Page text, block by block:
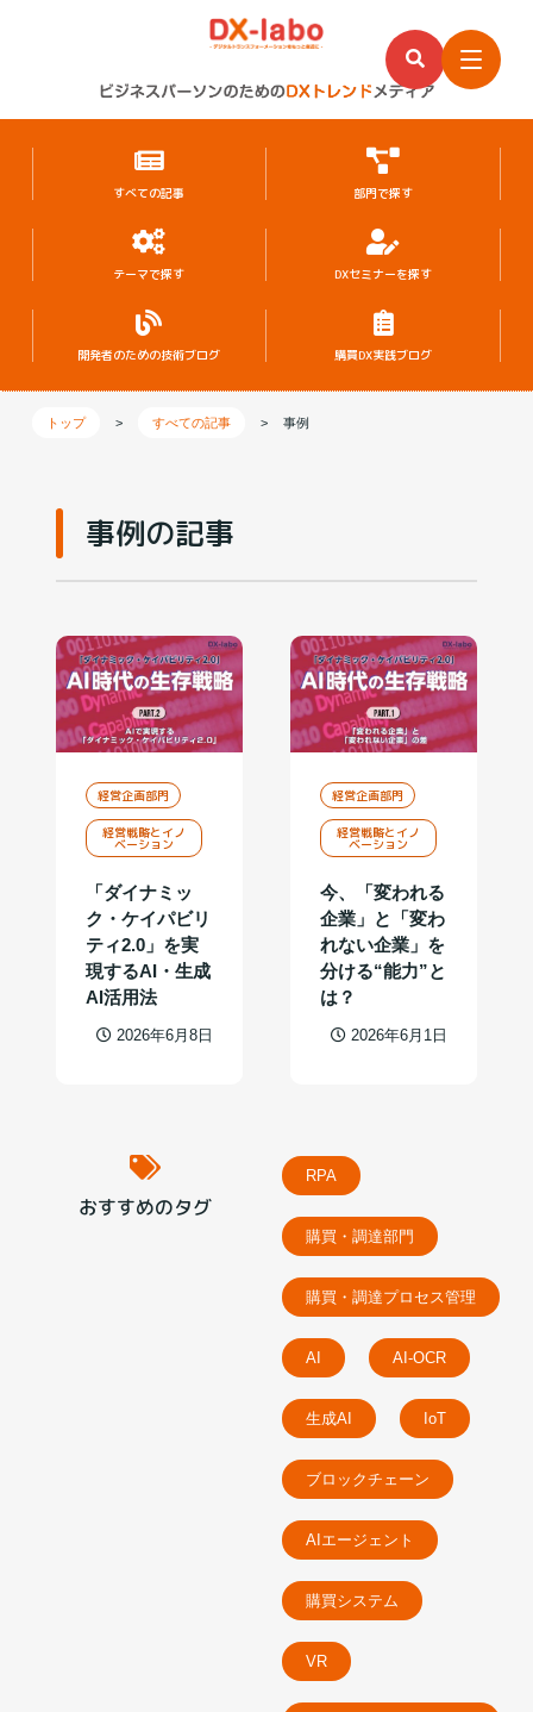
すべての記事 部門で探す
テーマで探す DXセミナーを探す
開発者のための技術ブログ 購買DX実践ブログ
トップ > すべての記事 > 事例
事例の記事
経営企画部門
経営戦略とイノ
ベーション
「ダイナミッ
ク・ケイパビリ
ティ2.0」を実
現するAI・生成
AI活用法
2026年6月8日
経営企画部門
経営戦略とイノ
ベーション
今、「変われる
企業」と「変わ
れない企業」を
分ける“能力”と
は？
2026年6月1日
おすすめのタグ
RPA
購買・調達部門
購買・調達プロセス管理
AI AI-OCR
生成AI IoT
ブロックチェーン
AIエージェント
購買システム
VR